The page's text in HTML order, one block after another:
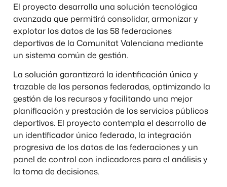
El proyecto desarrolla una solución tecnológica
avanzada que permitirá consolidar, armonizar y
explotar los datos de las 58 federaciones
deportivas de la Comunitat Valenciana mediante
un sistema común de gestión.
La solución garantizará la identificación única y
trazable de las personas federadas, optimizando la
gestión de los recursos y facilitando una mejor
planificación y prestación de los servicios públicos
deportivos. El proyecto contempla el desarrollo de
un identificador único federado, la integración
progresiva de los datos de las federaciones y un
panel de control con indicadores para el análisis y
la toma de decisiones.